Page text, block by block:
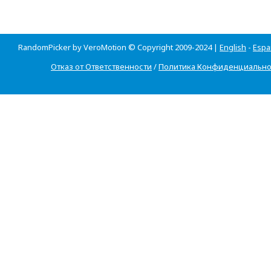
RandomPicker by VeroMotion © Copyright 2009-2024 | English -
Отказ от Ответственности /Политика